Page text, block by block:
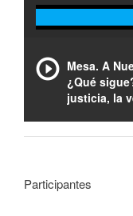
Mesa. A
¿Qué
justicia, la
Participantes